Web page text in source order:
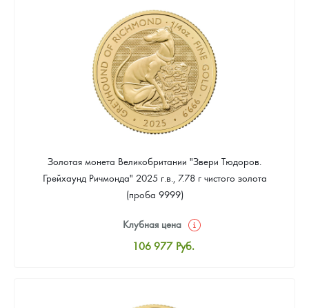
Цена выкупа
97 674 Руб.
Золотая монета Великобритании "Звери Тюдоров.
Грейхаунд Ричмонда" 2025 г.в., 7.78 г чистого золота
(проба 9999)
Клубная цена
106 977 Руб.
Цена выкупа